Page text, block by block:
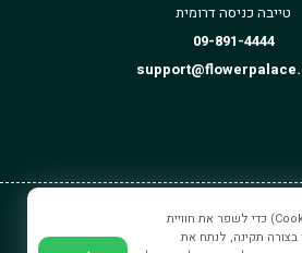
טייבה כניסה דרומית
09-891-4444
© כל הזכויות שמורים.
אנו משתמשים בעוגיות (Cookies) כדי לשפר את חוויית
תקינה, לנתח את